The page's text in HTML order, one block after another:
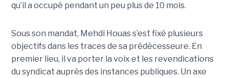
qu’il a occupé pendant un peu plus de 10 mois.
Sous son mandat, Mehdi Houas s’est fixé plusieurs
objectifs dans les traces de sa prédécesseure. En
premier lieu, il va porter la voix et les revendications
du syndicat auprès des instances publiques. Un axe